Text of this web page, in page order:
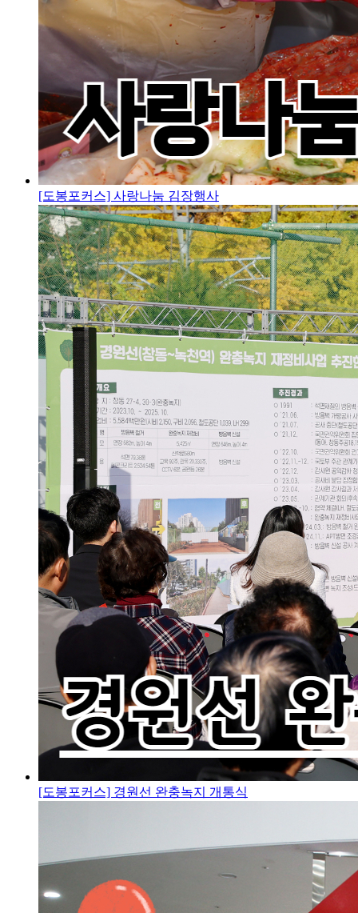
[도봉포커스] 사랑나눔 김장행사
[도봉포커스] 경원선 완충녹지 개통식